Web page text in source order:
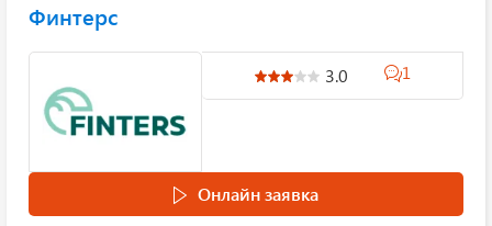
Финтерс
3.0 1
Онлайн заявка